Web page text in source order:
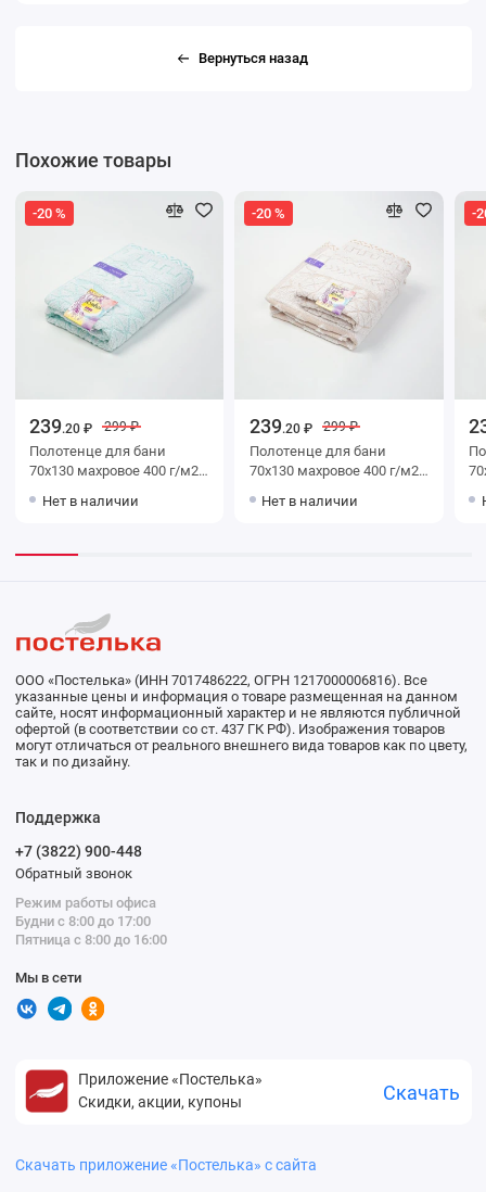
Вернуться назад
Похожие товары
-20 %
239.20 ₽ 299 ₽
Полотенце для бани
70х130 махровое 400 г/м2
мануфактура
Нет в наличии
-20 %
239.20 ₽ 299 ₽
Полотенце для бани
70х130 махровое 400 г/м2
мануфактура
Нет в наличии
-
70х130
ООО «Постелька» (ИНН 7017486222, ОГРН 1217000006816). Все
указанные цены и информация о товаре размещенная на данном
сайте, носят информационный характер и не являются публичной
офертой (в соответствии со ст. 437 ГК РФ). Изображения товаров
могут отличаться от реального внешнего вида товаров как по цвету,
так и по дизайну.
Поддержка
+7 (3822) 900-448
Обратный звонок
Режим работы офиса
Будни с 8:00 до 17:00
Пятница с 8:00 до 16:00
Мы в сети
Приложение «Постелька»
Скидки, акции, купоны
Скачать
Скачать приложение «Постелька» с сайта